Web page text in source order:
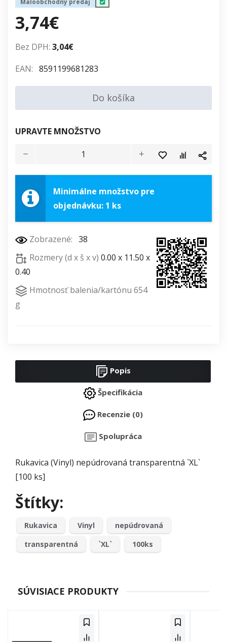
Maloobchodný predaj
3,74€
Bez DPH: 3,04€
EAN: 8591199681283
Do košíka
UPRAVTE MNOŽSTVO
Minimálne množstvo pre
objednávku: 1 ks
Zobrazené: 38
Rozmery (d x š x v) 0.00 x 11.50 x
0.40
Hmotnosť balenia/kartónu 654
g
Popis
Špecifikácia
Recenzie (0)
Spolupráca
Rukavica (Vinyl) nepúdrovaná transparentná `XL`
[100 ks]
Štítky:
Rukavica Vinyl
nepúdrovaná
transparentná
`XL` 100ks
SÚVISIACE PRODUKTY